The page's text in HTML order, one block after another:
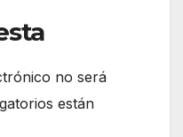
no será
están